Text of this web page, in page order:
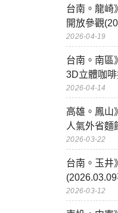
台南。龍崎
開放參觀
2026-04-19
台南。南區
3D立體咖
2026-04-14
高雄。鳳山
人氣外省麵
2026-03-22
台南。玉井
2026-03-12